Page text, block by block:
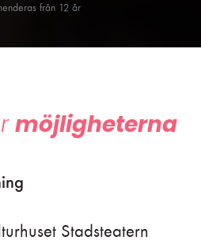
från 12 år
möjligheterna
Stadsteatern